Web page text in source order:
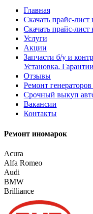
Главная
Скачать прайс-лист
Скачать прайс-лист
Услуги
Акции
Запчасти б/у и
Установка. Гарантии
Отзывы
Ремонт генераторов
Cрочный выкуп
Вакансии
Контакты
Ремонт иномарок
Acura
Alfa Romeo
Audi
BMW
Brilliance